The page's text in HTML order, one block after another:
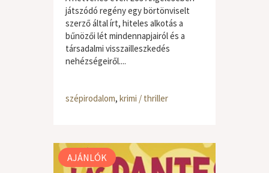
játszódó regény egy börtönviselt
szerző által írt, hiteles alkotás a
bűnözői lét mindennapjairól és a
társadalmi visszailleszkedés
nehézségeiről....
szépirodalom, krimi / thriller
AJÁNLÓK